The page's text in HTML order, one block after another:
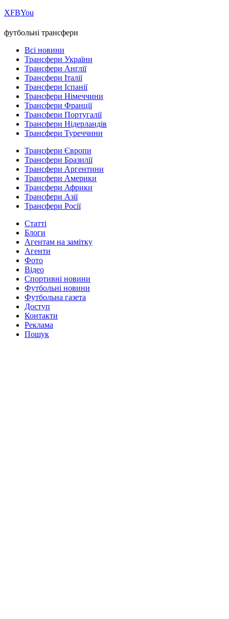
ХFBYou
футбольні трансфери
Всі новини
Трансфери України
Трансфери Англії
Трансфери Італії
Трансфери Іспанії
Трансфери Німеччини
Трансфери Франції
Трансфери Португалії
Трансфери Нідерландів
Трансфери Туреччини
Трансфери Європи
Трансфери Бразилії
Трансфери Аргентини
Трансфери Америки
Трансфери Африки
Трансфери Азії
Трансфери Росії
Статті
Блоги
Агентам на замітку
Агенти
Фото
Відео
Спортивні новини
Футбольні новини
Футбольна газета
Доступ
Контакти
Реклама
Пошук